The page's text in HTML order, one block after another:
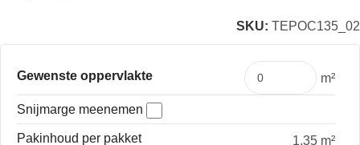
SKU: TEPOC135_02
Gewenste oppervlakte m²
Snijmarge meenemen
Pakinhoud per pakket
1,35 m²